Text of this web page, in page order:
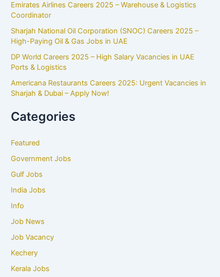
Emirates Airlines Careers 2025 – Warehouse & Logistics
Coordinator
Sharjah National Oil Corporation (SNOC) Careers 2025 –
High-Paying Oil & Gas Jobs in UAE
DP World Careers 2025 – High Salary Vacancies in UAE
Ports & Logistics
Americana Restaurants Careers 2025: Urgent Vacancies in
Sharjah & Dubai – Apply Now!
Categories
Featured
Government Jobs
Gulf Jobs
India Jobs
Info
Job News
Job Vacancy
Kechery
Kerala Jobs